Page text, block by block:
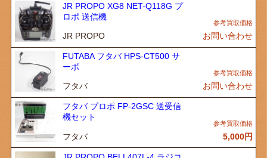
JR PROPO XG8 NET-Q118G プ
ロポ 送信機
JR PROPO お問い合わせ
FUTABA フタバ HPS-CT500 サ
ーボ
フタバ お問い合わせ
フタバ プロポ FP-2GSC 送受信
機セット
フタバ 5,000円